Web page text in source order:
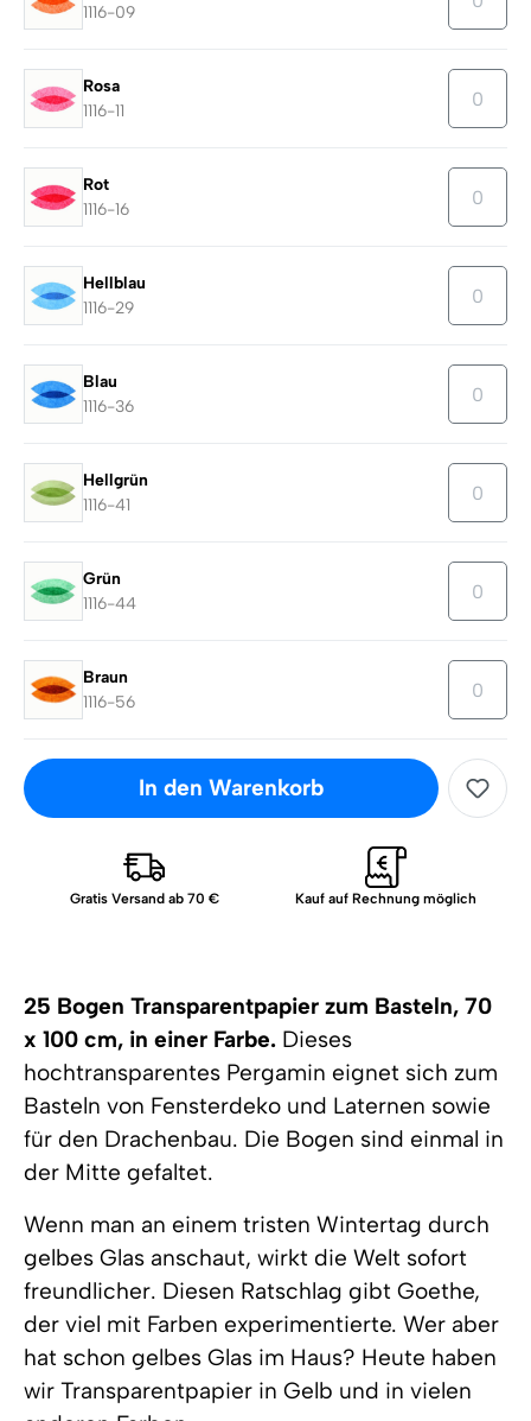
25 Bogen Transparentpapier zum Basteln, 70
x 100 cm, in einer Farbe. Dieses
hochtransparentes Pergamin eignet sich zum
Basteln von Fensterdeko und Laternen sowie
für den Drachenbau. Die Bogen sind einmal in
der Mitte gefaltet.
Wenn man an einem tristen Wintertag durch
gelbes Glas anschaut, wirkt die Welt sofort
freundlicher. Diesen Ratschlag gibt Goethe,
der viel mit Farben experimentierte. Wer aber
hat schon gelbes Glas im Haus? Heute haben
wir Transparentpapier in Gelb und in vielen
1116-09
Rosa
1116-11
Rot
1116-16
Hellblau
1116-29
Blau
1116-36
Hellgrün
1116-41
Grün
1116-44
Braun
1116-56
In den Warenkorb
Gratis Versand ab 70 € Kauf auf Rechnung möglich